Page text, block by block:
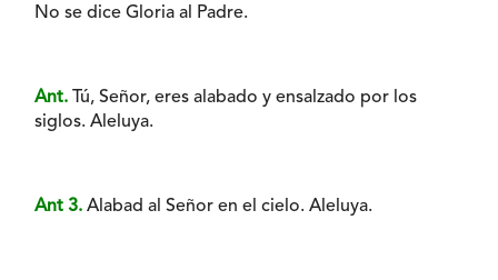
No se dice Gloria al Padre.
Ant. Tú, Señor, eres alabado y ensalzado por los
siglos. Aleluya.
Ant 3. Alabad al Señor en el cielo. Aleluya.